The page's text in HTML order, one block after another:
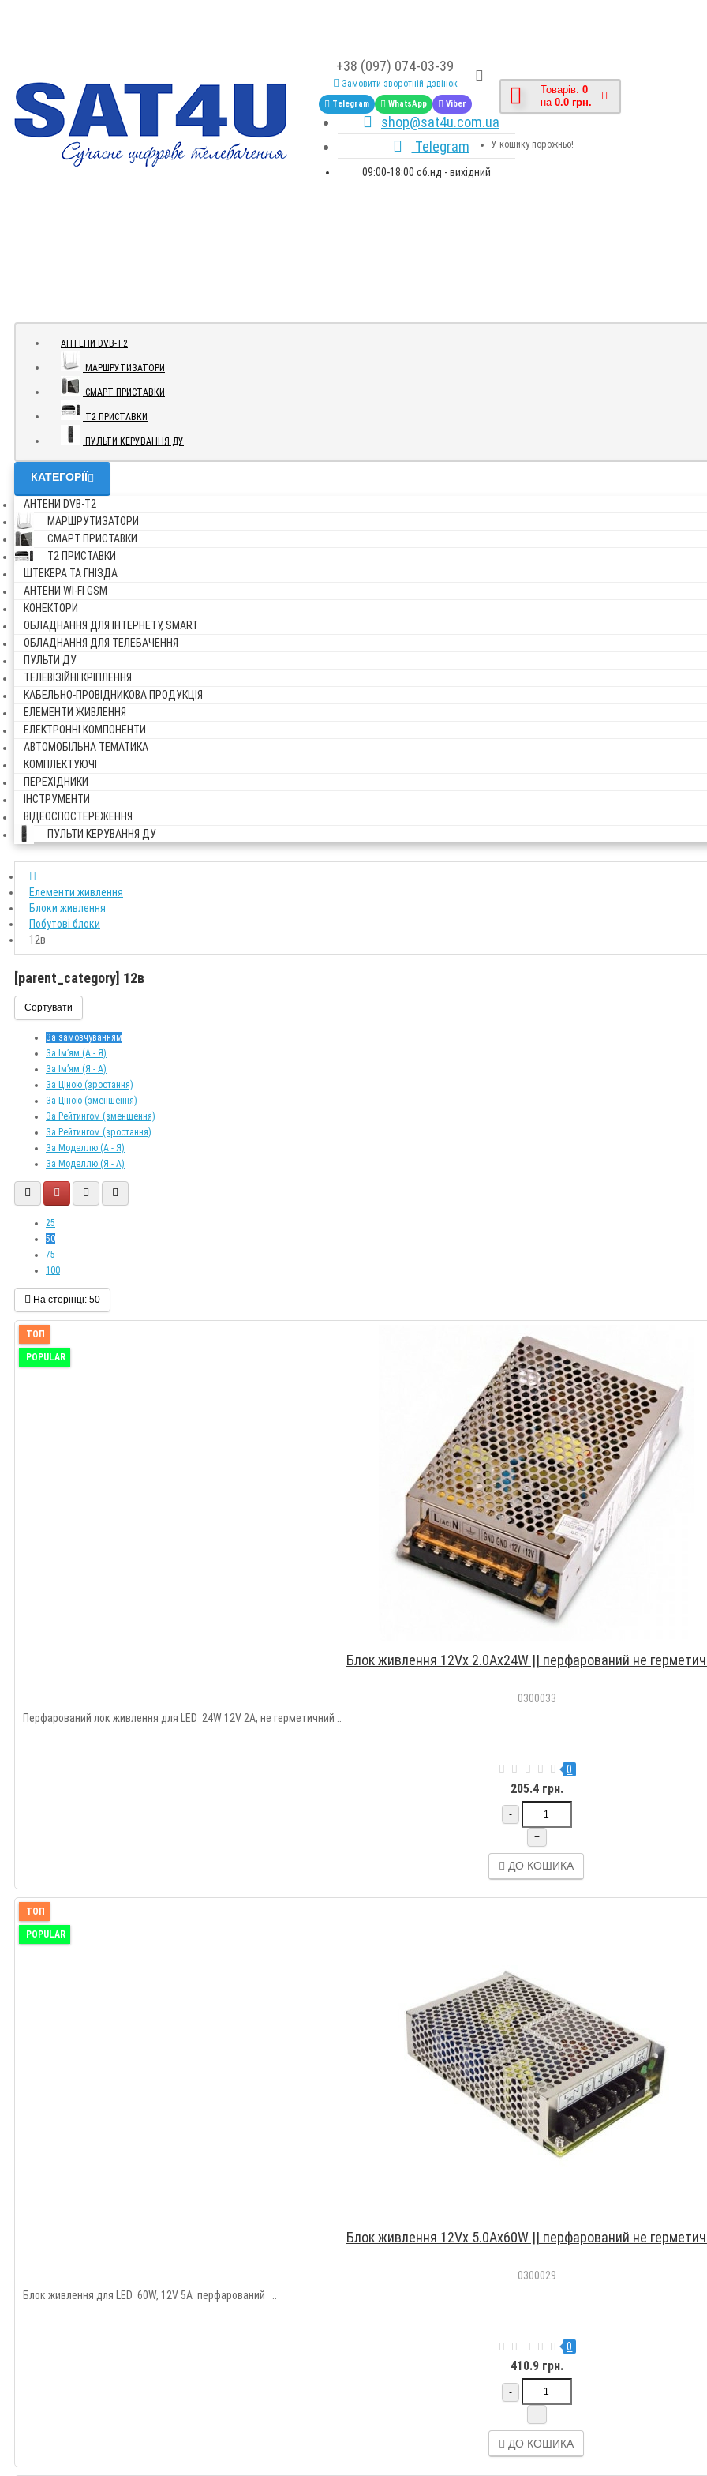
+38 (097) 074-03-39
Замовити зворотній дзвінок
Telegram WhatsApp Viber
shop@sat4u.com.ua
Telegram
09:00-18:00 сб.нд - вихідний
Товарів: 0
на 0.0 грн.
У кошику порожньо!
АНТЕНИ DVB-Т2
МАРШРУТИЗАТОРИ
СМАРТ ПРИСТАВКИ
Т2 ПРИСТАВКИ
ПУЛЬТИ КЕРУВАННЯ ДУ
КАТЕГОРІЇ
АНТЕНИ DVB-Т2
МАРШРУТИЗАТОРИ
СМАРТ ПРИСТАВКИ
Т2 ПРИСТАВКИ
ШТЕКЕРА ТА ГНІЗДА
АНТЕНИ WI-FI GSM
КОНЕКТОРИ
ОБЛАДНАННЯ ДЛЯ ІНТЕРНЕТУ, SMART
ОБЛАДНАННЯ ДЛЯ ТЕЛЕБАЧЕННЯ
ПУЛЬТИ ДУ
ТЕЛЕВІЗІЙНІ КРІПЛЕННЯ
КАБЕЛЬНО-ПРОВІДНИКОВА ПРОДУКЦІЯ
ЕЛЕМЕНТИ ЖИВЛЕННЯ
ЕЛЕКТРОННІ КОМПОНЕНТИ
АВТОМОБІЛЬНА ТЕМАТИКА
КОМПЛЕКТУЮЧІ
ПЕРЕХІДНИКИ
ІНСТРУМЕНТИ
ВІДЕОСПОСТЕРЕЖЕННЯ
ПУЛЬТИ КЕРУВАННЯ ДУ
Елементи живлення
Блоки живлення
Побутові блоки
12в
[parent_category] 12в
Сортувати
За замовчуванням
За Ім’ям (A - Я)
За Ім’ям (Я - A)
За Ціною (зростання)
За Ціною (зменшення)
За Рейтингом (зменшення)
За Рейтингом (зростання)
За Моделлю (A - Я)
За Моделлю (Я - A)
25
50
75
100
На сторінці: 50
ТОП
POPULAR
Блок живлення 12Vх 2.0Aх24W || перфарований не
0300033
Перфарований лок живлення для LED 24W 12V 2A, не герметичний ..
0
205.4 грн.
-
+
ДО КОШИКА
ТОП
POPULAR
Блок живлення 12Vх 5.0Aх60W || перфарований не
0300029
Блок живлення для LED 60W, 12V 5A перфарований ..
0
410.9 грн.
-
+
ДО КОШИКА